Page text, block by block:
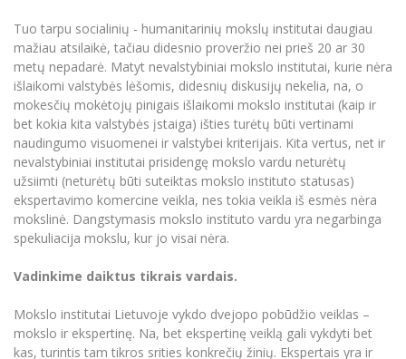
Kasmetiniai mokslo renginiai
Studentams
Studentams
Darbuotojams
Partnerystės
Azijos centras
Vilniaus Karaliaus Sedžiongo institutas
Darbuotojams
Partnerystės
Azijos centras
Vilniaus Karaliaus Sedžiongo institutas
Frankofoniškų šalių studijų centras
Darnus vystymasis
Privatumo politika
Negalia ir individualieji poreikiai
Viešai skelbiama informacija
Parama Ukrainai
Civilinė sauga
Korupcijos prevencija
Personalo valdymo centras
Privačių interesų deklaravimas
Informacija naujiems darbuotojams
Studijų Moodle (studijų vykdymui)
Darbuotojų Moodle (kompetencijų tobulinimui)
Studijų tvarkaraštis
Informacinė sistema "Studijos"
Darbuotojų elektroninis paštas
Daugiafaktorinė autentifikacija universiteto
darbuotojams (MFA)
Mokslininkų profiliai "CRIS"
Darbuotojų kvalifikacijos kėlimas
MRU norminių teisės aktų duomenų bazė
Tuo tarpu socialinių - humanitarinių mokslų institutai daugiau
mažiau atsilaikė, tačiau didesnio proveržio nei prieš 20 ar 30
metų nepadarė. Matyt nevalstybiniai mokslo institutai, kurie nėra
išlaikomi valstybės lėšomis, didesnių diskusijų nekelia, na, o
mokesčių mokėtojų pinigais išlaikomi mokslo institutai (kaip ir
bet kokia kita valstybės įstaiga) išties turėtų būti vertinami
naudingumo visuomenei ir valstybei kriterijais. Kita vertus, net ir
nevalstybiniai institutai prisidengę mokslo vardu neturėtų
užsiimti (neturėtų būti suteiktas mokslo instituto statusas)
ekspertavimo komercine veikla, nes tokia veikla iš esmės nėra
mokslinė. Dangstymasis mokslo instituto vardu yra negarbinga
spekuliacija mokslu, kur jo visai nėra.
Vadinkime daiktus tikrais vardais.
Mokslo institutai Lietuvoje vykdo dvejopo pobūdžio veiklas –
mokslo ir ekspertinę. Na, bet ekspertinę veiklą gali vykdyti bet
kas, turintis tam tikros srities konkrečių žinių. Ekspertais yra ir